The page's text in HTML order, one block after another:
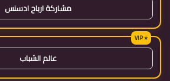
مشاركة ارباح ادسنس
عالم الشباب